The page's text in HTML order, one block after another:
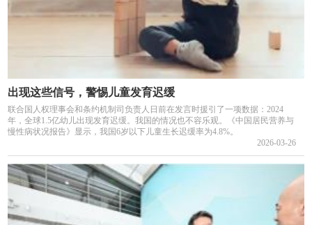
出现这些信号，警惕儿童发育迟缓
联合国人权理事会和条约机制司负责人日前在发言时援引了一项数据：2024
年，全球1.5亿幼儿出现发育迟缓。我国的情况也不容乐观。《中国居民营养与
慢性病状况报告》显示，我国6岁以下儿童生长迟缓率为4.8%。
2026-03-26